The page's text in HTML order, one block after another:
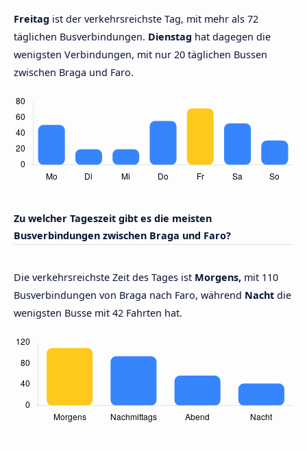
Freitag ist der verkehrsreichste Tag, mit mehr als 72
täglichen Busverbindungen. Dienstag hat dagegen die
wenigsten Verbindungen, mit nur 20 täglichen Bussen
zwischen Braga und Faro.
Zu welcher Tageszeit gibt es die meisten
Busverbindungen zwischen Braga und Faro?
Die verkehrsreichste Zeit des Tages ist Morgens, mit 110
Busverbindungen von Braga nach Faro, während Nacht die
wenigsten Busse mit 42 Fahrten hat.